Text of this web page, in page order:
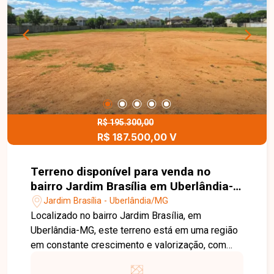
grande potencial de valorização. Esta é uma
excelente oportunidade para adquirir um terreno
bem localizado no bairro Jardim Brasília. Agende
uma visita e venha conhecer todos os detalhes
deste imóvel.
R$ 195.300,00
R$ 187.500,00 V
Terreno disponível para venda no
bairro Jardim Brasília em Uberlândia-
MGJardim Brasília - Uberlândia/MG
Localizado no bairro Jardim Brasília, em
Uberlândia-MG, este terreno está em uma região
em constante crescimento e valorização, com